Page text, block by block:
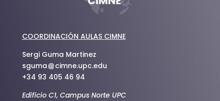
COORDINACIÓN AULAS CIMNE
Sergi Guma Martinez
sguma
cimne.upc.edu
+34 93 405 46 94
Edificio C1, Campus Norte UPC